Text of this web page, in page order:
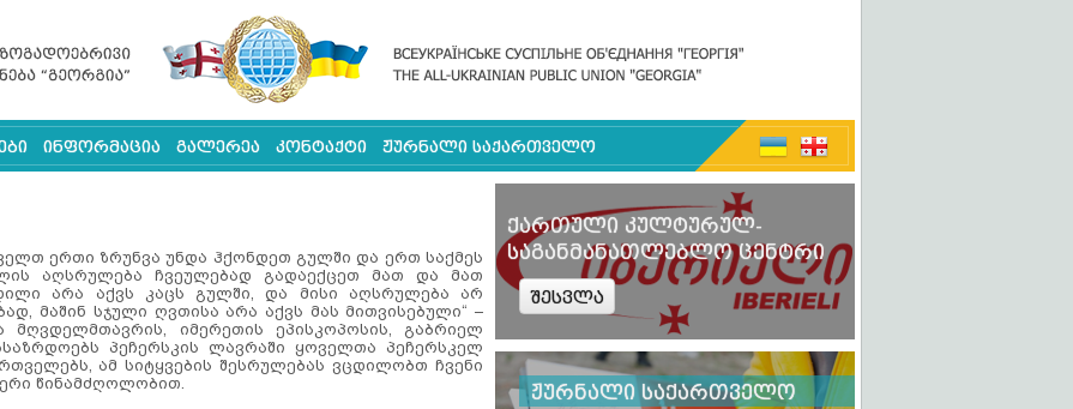
ინფორმაცია გალერეა კონტაქტი ჟურნალი საქართველო
ერთი ზრუნვა უნდა ჰქონდეთ გულში და ერთ საქმეს
აღსრულება ჩვეულებად გადაექცეთ მათ და მათ
არა აქვს კაცს გულში, და მისი აღსრულება არ
მაშინ სჯული ღვთისა არა აქვს მას მითვისებული“ –
მღვდელმთავრის, იმერეთის ეპისკოპოსის, გაბრიელ
პეჩერსკის ლავრაში ყოველთა პეჩერსკელ
ამ სიტყვების შესრულებას ვცდილობთ ჩვენი
წინამძღოლობით.
ქართული კულტურულ-
საგანმანათლებლო ცენტრი
შესვლა
ჟურნალი საქართველო